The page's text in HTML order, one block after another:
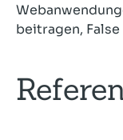
beitragen,